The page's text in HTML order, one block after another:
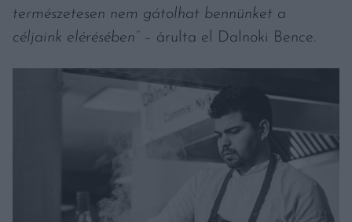
természetesen nem gátolhat bennünket a
céljaink elérésében” – árulta el Dalnoki Bence.